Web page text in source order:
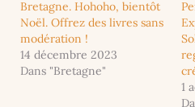
Bretagne. Hohoho, bientôt
Noël. Offrez des livres sans
modération !
14 décembre 2023
Dans "Bretagne"
1